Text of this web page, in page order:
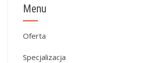
Menu
Oferta
Specjalizacja